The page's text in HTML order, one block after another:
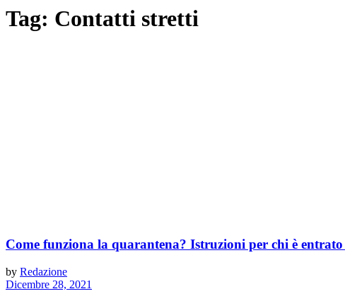
Tag: Contatti stretti
Come funziona la quarantena? Istruzioni per chi è
by Redazione
Dicembre 28, 2021